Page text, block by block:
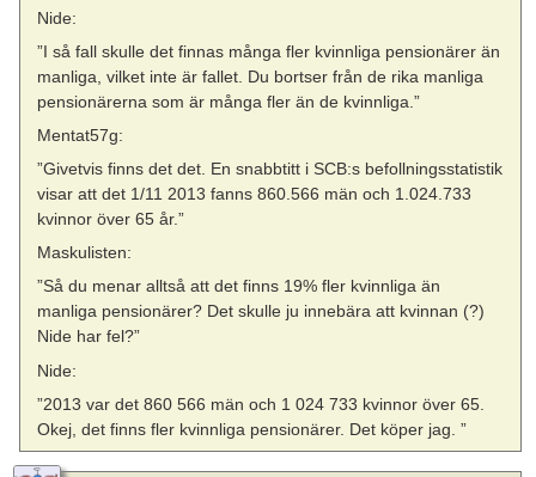
Nide:
”I så fall skulle det finnas många fler kvinnliga pensionärer än
manliga, vilket inte är fallet. Du bortser från de rika manliga
pensionärerna som är många fler än de kvinnliga.”
Mentat57g:
”Givetvis finns det det. En snabbtitt i SCB:s befollningsstatistik
visar att det 1/11 2013 fanns 860.566 män och 1.024.733
kvinnor över 65 år.”
Maskulisten:
”Så du menar alltså att det finns 19% fler kvinnliga än
manliga pensionärer? Det skulle ju innebära att kvinnan (?)
Nide har fel?”
Nide:
”2013 var det 860 566 män och 1 024 733 kvinnor över 65.
Okej, det finns fler kvinnliga pensionärer. Det köper jag. ”